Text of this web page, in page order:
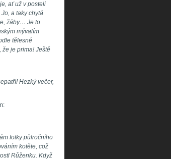
ať už v posteli
a taky chytá
žáby… Je to
mývalím
tělesné
je prima! Ještě
Hezký večer,
fotky půlročního
kotěte, což
Růženku. Když